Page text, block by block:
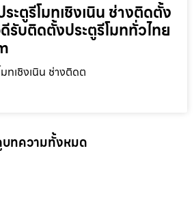
ะตูรีโมทเชิงเนิน ช่างติดตั้ง
รับติดตั้งประตูรีโมททั่วไทย
ทเชิงเนิน ช่างติดต
ทความทั้งหมด